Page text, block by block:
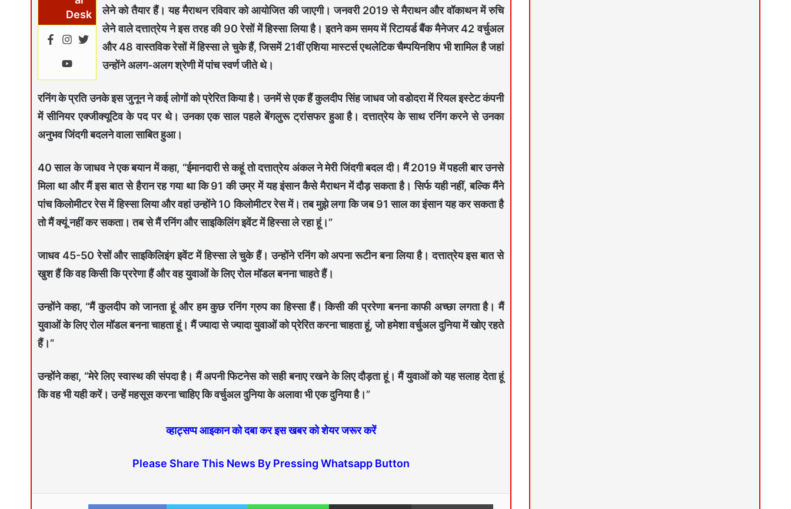
Desk
लेने को तैयार हैं। यह मैराथन रविवार को आयोजित की जाएगी। जनवरी 2019 से मैराथन और वॉकाथन में रुचि
लेने वाले दत्तात्रेय ने इस तरह की 90 रेसों में हिस्सा लिया है। इतने कम समय में रिटायर्ड बैंक मैनेजर 42 वर्चुअल
और 48 वास्तविक रेसों में हिस्सा ले चुके हैं, जिसमें 21वीं एशिया मास्टर्स एथलेटिक चैम्पयिनशिप भी शामिल है जहां
उन्होंने अलग-अलग श्रेणी में पांच स्वर्ण जीते थे।
रनिंग के प्रति उनके इस जुनून ने कई लोगों को प्रेरित किया है। उनमें से एक हैं कुलदीप सिंह जाधव जो वडोदरा में रियल इस्टेट कंपनी
में सीनियर एक्जीक्यूटिव के पद पर थे। उनका एक साल पहले बेंगलुरू ट्रांसफर हुआ है। दत्तात्रेय के साथ रनिंग करने से उनका
अनुभव जिंदगी बदलने वाला साबित हुआ।
40 साल के जाधव ने एक बयान में कहा, “ईमानदारी से कहूं तो दत्तात्रेय अंकल ने मेरी जिंदगी बदल दी। मैं 2019 में पहली बार उनसे
मिला था और मैं इस बात से हैरान रह गया था कि 91 की उम्र में यह इंसान कैसे मैराथन में दौड़ सकता है। सिर्फ यही नहीं, बल्कि मैंने
पांच किलोमीटर रेस में हिस्सा लिया और वहां उन्होंने 10 किलोमीटर रेस में। तब मुझे लगा कि जब 91 साल का इंसान यह कर सकता है
तो मैं क्यूं नहीं कर सकता। तब से मैं रनिंग और साइकिलिंग इवेंट में हिस्सा ले रहा हूं।”
जाधव 45-50 रेसों और साइकिलिइंग इवेंट में हिस्सा ले चुके हैं। उन्होंने रनिंग को अपना रूटीन बना लिया है। दत्तात्रेय इस बात से
खुश हैं कि वह किसी कि प्ररेणा हैं और वह युवाओं के लिए रोल मॉडल बनना चाहते हैं।
उन्होंने कहा, “मैं कुलदीप को जानता हूं और हम कुछ रनिंग ग्रुप का हिस्सा हैं। किसी की प्ररेणा बनना काफी अच्छा लगता है। मैं
युवाओं के लिए रोल मॉडल बनना चाहता हूं। मैं ज्यादा से ज्यादा युवाओं को प्रेरित करना चाहता हूं, जो हमेशा वर्चुअल दुनिया में खोए रहते
हैं।”
उन्होंने कहा, “मेरे लिए स्वास्थ की संपदा है। मैं अपनी फिटनेस को सही बनाए रखने के लिए दौड़ता हूं। मैं युवाओं को यह सलाह देता हूं
कि वह भी यही करें। उन्हें महसूस करना चाहिए कि वर्चुअल दुनिया के अलावा भी एक दुनिया है।”
व्हाट्सप्प आइकान को दबा कर इस खबर को शेयर जरूर करें
Please Share This News By Pressing Whatsapp Button